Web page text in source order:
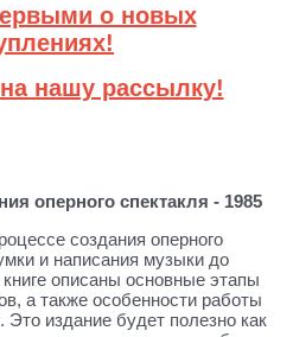
о новых
нашу рассылку!
оперного спектакля - 1985
создания оперного
и написания музыки до
описаны основные этапы
а также особенности работы
издание будет полезно как